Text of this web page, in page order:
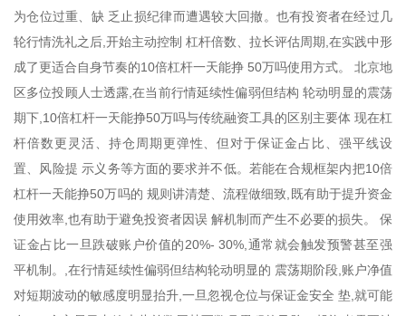
为仓位过重、缺 乏止损纪律而遭遇较大回撤。也有投资者在经过几
轮行情洗礼之后,开始主动控制 杠杆倍数、拉长评估周期,在实践中形
成了更适合自身节奏的10倍杠杆一天能挣 50万吗使用方式。 北京地
区多位投顾人士透露,在当前行情延续性偏弱但结构 轮动明显的震荡
期下,10倍杠杆一天能挣50万吗与传统融资工具的区别主要体 现在杠
杆倍数更灵活、持仓周期更弹性、但对于保证金占比、强平线设
置、风险提 示义务等方面的要求并不低。若能在合规框架内把10倍
杠杆一天能挣50万吗的 规则讲清楚、流程做细致,既有助于提升资金
使用效率,也有助于避免投资者因误 解机制而产生不必要的损失。 保
证金占比一旦跌破账户价值的20%- 30%,通常就会触发预警甚至强
平机制。,在行情延续性偏弱但结构轮动明显的 震荡期阶段,账户净值
对短期波动的敏感度明显抬升,一旦忽视仓位与保证金安全 垫,就可能